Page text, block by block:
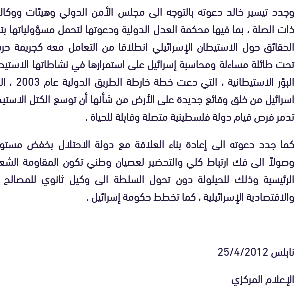
وجدد تيسير خالد دعوته بالتوجه الى مجلس الأمن الدولي وهيئات
ذات الصلة ، بما فيها محكمة العدل الدولية ودعوتها لتحمل
الحقائق حول الاستيطان الإسرائيلي انطلاقا من التعامل معه
تحت طائلة مساءلة ومحاسبة إسرائيل على استمرارها في نشاطاتها
البؤر
اسرائيل من خلق وقائع جديدة على الأرض من شأنها أن توسع الكتل
تدمر فرص قيام دولة فلسطينية متصلة وقابلة للحياة .
كما جدد دعوته الى إعادة بناء العلاقة مع دولة الاحتلال بخفض
وصولاً الى فك ارتباط كلي والتحضير لعصيان وطني تكون المقاومة
الرئيسية وذلك للحيلولة دون تحول السلطة الى وكيل ثانوي للمصالح
والاقتصادية الإسرائيلية ، كما تخطط حكومة إسرائيل .
نابلس 25/4/2012
الإعلام المركزي